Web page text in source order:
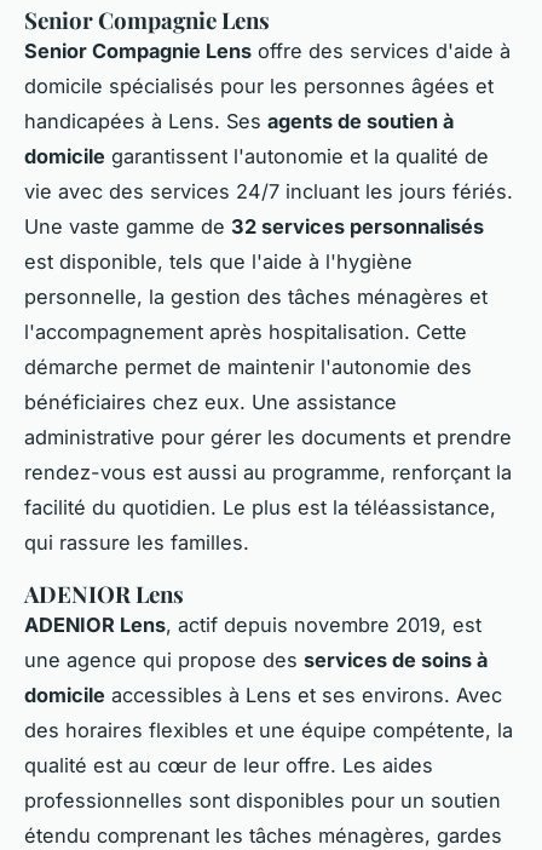
Senior Compagnie Lens
Senior Compagnie Lens offre des services d'aide à
domicile spécialisés pour les personnes âgées et
handicapées à Lens. Ses agents de soutien à
domicile garantissent l'autonomie et la qualité de
vie avec des services 24/7 incluant les jours fériés.
Une vaste gamme de 32 services personnalisés
est disponible, tels que l'aide à l'hygiène
personnelle, la gestion des tâches ménagères et
l'accompagnement après hospitalisation. Cette
démarche permet de maintenir l'autonomie des
bénéficiaires chez eux. Une assistance
administrative pour gérer les documents et prendre
rendez-vous est aussi au programme, renforçant la
facilité du quotidien. Le plus est la téléassistance,
qui rassure les familles.
ADENIOR Lens
ADENIOR Lens, actif depuis novembre 2019, est
une agence qui propose des services de soins à
domicile accessibles à Lens et ses environs. Avec
des horaires flexibles et une équipe compétente, la
qualité est au cœur de leur offre. Les aides
professionnelles sont disponibles pour un soutien
étendu comprenant les tâches ménagères, gardes